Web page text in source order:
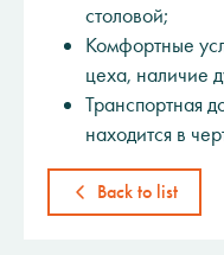
столовой;
Комфортные
цеха, наличие
Транспортная
находится в
Back to list